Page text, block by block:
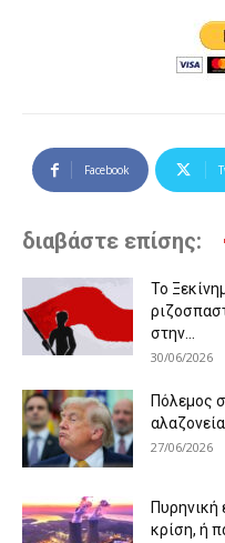
Facebook
διαβάστε επίσης:
Το
στην...
30/06/2026
Πόλεμος
27/06/2026
Πυρηνική
κρίση, ή